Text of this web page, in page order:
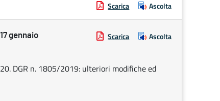
Scarica Ascolta
gennaio
Scarica Ascolta
DGR n. 1805/2019: ulteriori modifiche ed